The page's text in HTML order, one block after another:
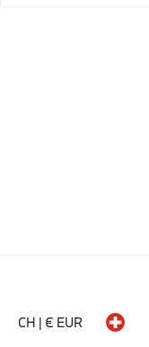
CH | € EUR